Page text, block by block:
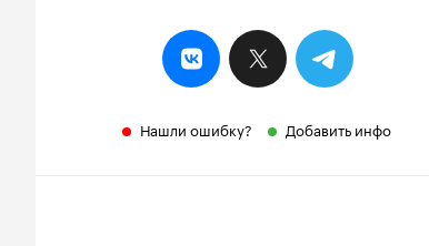
Нашли ошибку? Добавить инфо